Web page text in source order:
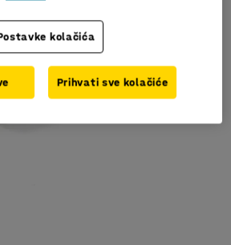
kolačića
Prihvati sve kolačiće